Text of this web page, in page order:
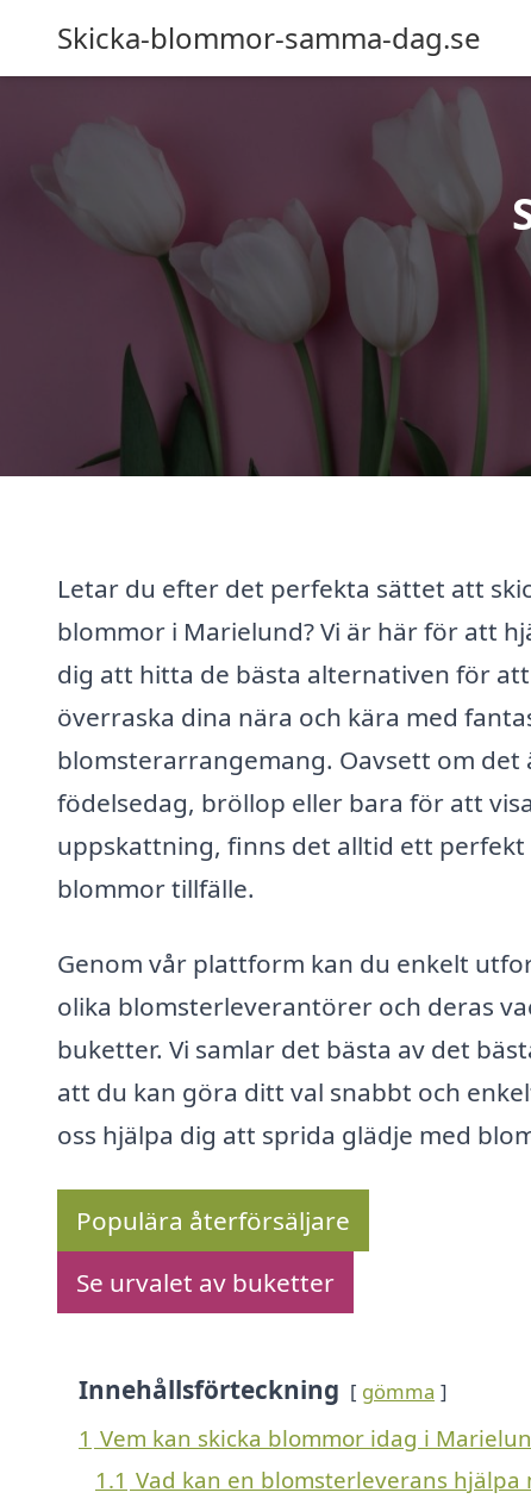
Skicka-blommor-samma-dag.se
Letar du efter det perfekta sättet att
blommor i Marielund? Vi är här för att
dig att hitta de bästa alternativen för att
överraska dina nära och kära med
blomsterarrangemang. Oavsett om det
födelsedag, bröllop eller bara för att visa
uppskattning, finns det alltid ett perfekt
blommor tillfälle.
Genom vår plattform kan du enkelt
olika blomsterleverantörer och deras
buketter. Vi samlar det bästa av det
att du kan göra ditt val snabbt och
oss hjälpa dig att sprida glädje med
Populära återförsäljare
Se urvalet av buketter
Innehållsförteckning gömma
1 Vem kan skicka blommor idag i
1.1 Vad kan en blomsterleverans hjälpa